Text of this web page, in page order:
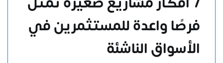
فرصًا واعدة للمستثمرين في
الأسواق الناشئة